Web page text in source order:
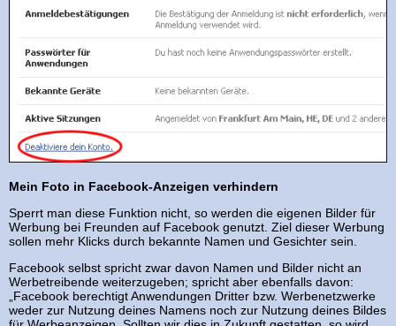
Mein Foto in Facebook-Anzeigen verhindern
Sperrt man diese Funktion nicht, so werden die eigenen Bilder für
Werbung bei Freunden auf Facebook genutzt. Ziel dieser Werbung
sollen mehr Klicks durch bekannte Namen und Gesichter sein.
Facebook selbst spricht zwar davon Namen und Bilder nicht an
Werbetreibende weiterzugeben; spricht aber ebenfalls davon:
„Facebook berechtigt Anwendungen Dritter bzw. Werbenetzwerke
weder zur Nutzung deines Namens noch zur Nutzung deines Bildes